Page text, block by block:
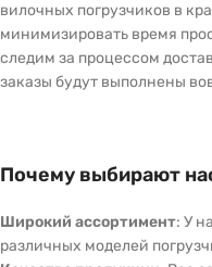
вилочных погрузчиков в
минимизировать время
следим за процессом
заказы будут выполнены
Почему выбирают
Широкий ассортимент: У
различных моделей